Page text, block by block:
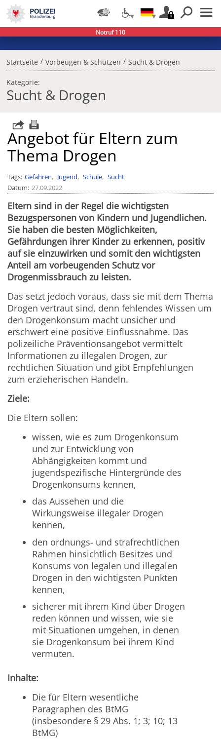
Startseite / Vorbeugen & Schützen / Sucht & Drogen
Kategorie:
Sucht & Drogen
Angebot für Eltern zum
Thema Drogen
Tags Gefahren Jugend Schule
Sucht
Datum 27.09.2022
Eltern sind in der Regel die wichtigsten
Bezugspersonen von Kindern und Jugendlichen.
Sie haben die besten Möglichkeiten,
Gefährdungen ihrer Kinder zu erkennen, positiv
auf sie einzuwirken und somit den wichtigsten
Anteil am vorbeugenden Schutz vor
Drogenmissbrauch zu leisten.
Das setzt jedoch voraus, dass sie mit dem Thema
Drogen vertraut sind, denn fehlendes Wissen um
den Drogenkonsum macht unsicher und
erschwert eine positive Einflussnahme. Das
polizeiliche Präventionsangebot vermittelt
Informationen zu illegalen Drogen, zur
rechtlichen Situation und gibt Empfehlungen
zum erzieherischen Handeln.
Ziele:
Die Eltern sollen:
wissen, wie es zum Drogenkonsum
und zur Entwicklung von
Abhängigkeiten kommt und
jugendspezifische Hintergründe des
Drogenkonsums kennen,
das Aussehen und die
Wirkungsweise illegaler Drogen
kennen,
den ordnungs- und strafrechtlichen
Rahmen hinsichtlich Besitzes und
Konsums von legalen und illegalen
Drogen in den wichtigsten Punkten
kennen,
sicherer mit ihrem Kind über Drogen
reden können und wissen, wie sie
mit Situationen umgehen, in denen
sie Drogenkonsum bei ihrem Kind
vermuten.
Inhalte:
Die für Eltern wesentliche
Paragraphen des BtMG
(insbesondere § 29 Abs. 1; 3; 10; 13
BtMG)
Notruf 110